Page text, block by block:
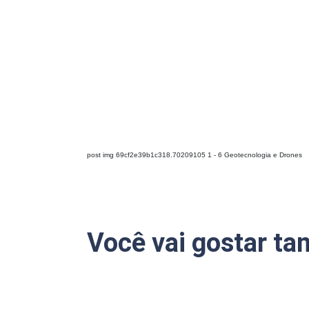
post img 69cf2e39b1c318.70209105 1 - 6 Geotecnologia e Drones
Você vai gostar